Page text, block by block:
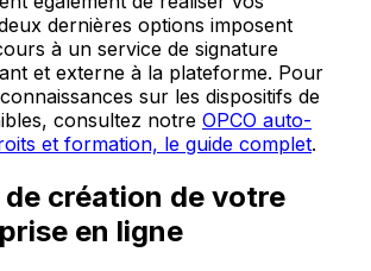
dernières options imposent
à un service de signature
et externe à la plateforme. Pour
sur les dispositifs de
consultez notre OPCO auto-
et formation, le guide complet.
de création de votre
en ligne